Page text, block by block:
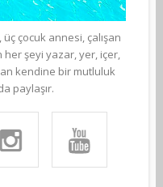
çocuk annesi, çalışan
her şeyi yazar, yer, içer,
kendine bir mutluluk
paylaşır.